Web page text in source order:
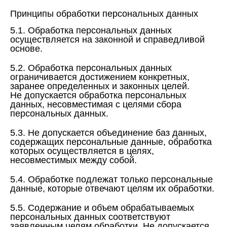
Принципы обработки персональных данных
5.1. Обработка персональных данных
осуществляется на законной и справедливой
основе.
5.2. Обработка персональных данных
ограничивается достижением конкретных,
заранее определенных и законных целей.
Не допускается обработка персональных
данных, несовместимая с целями сбора
персональных данных.
5.3. Не допускается объединение баз данных,
содержащих персональные данные, обработка
которых осуществляется в целях,
несовместимых между собой.
5.4. Обработке подлежат только персональные
данные, которые отвечают целям их обработки.
5.5. Содержание и объем обрабатываемых
персональных данных соответствуют